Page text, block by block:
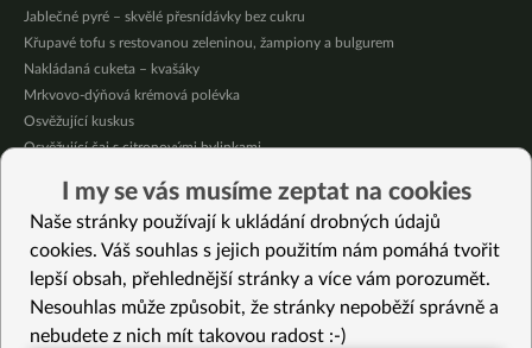
Jablečné pyré – skvělé přesnídávky bez cukru
Křupavé tofu s restovanou zeleninou, žampiony a bulgurem
Nakládaná cuketa – kvašáky
Mrkvovo-dýňová krémová polévka
Osvěžující kuskus
Osvěžující čaj s citronovými bylinkami
Čokoládové muffiny s mangovým krémem
Meruňky a jablka v citrónovém želé
Vybrané recepty
Horký jablečný nápoj s mandlemi
I my se vás musíme zeptat na cookies
Naše stránky používají k ukládání drobných údajů
cookies. Váš souhlas s jejich použitím nám pomáhá tvořit
lepší obsah, přehlednější stránky a více vám porozumět.
Nesouhlas může způsobit, že stránky nepoběží správně a
nebudete z nich mít takovou radost :-)